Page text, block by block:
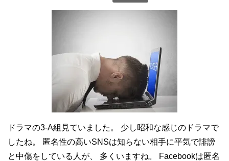
ドラマの3-A組見ていました。 少し昭和な感じのドラマで
したね。 匿名性の高いSNSは知らない相手に平気で誹謗
と中傷をしている人が、 多くいますね。 Facebookは匿名